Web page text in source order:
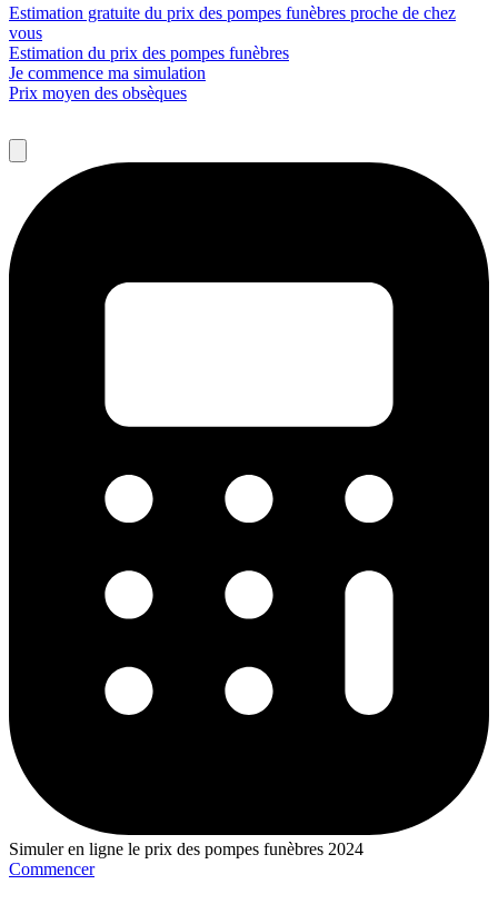
Estimation gratuite du prix des pompes funèbres proche de chez
vous
Estimation du prix des pompes funèbres
Je commence ma simulation
Prix moyen des obsèques
Simuler en ligne le prix des pompes funèbres 2024
Commencer